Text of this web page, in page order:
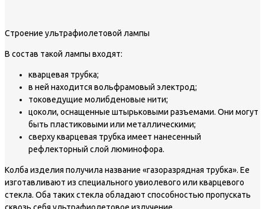
Строение ультрафиолетовой лампы
В состав такой лампы входят:
кварцевая трубка;
в ней находится вольфрамовый электрод;
токоведущие молибденовые нити;
цоколи, оснащенные штырьковыми разъемами. Они могут
быть пластиковыми или металлическими;
сверху кварцевая трубка имеет нанесенный
рефлекторный слой люминофора.
Колба изделия получила название «газоразрядная трубка». Ее
изготавливают из специального увиолевого или кварцевого
стекла. Оба таких стекла обладают способностью пропускать
сквозь себя ультрафиолетовое излучение.